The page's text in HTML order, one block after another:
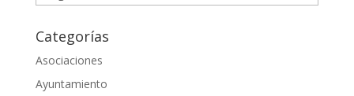
Categorías
Asociaciones
Ayuntamiento